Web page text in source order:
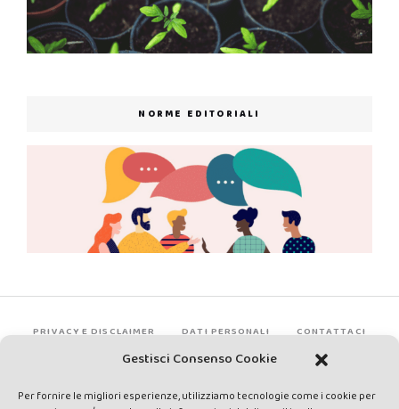
Gestisci Consenso Cookie
Per fornire le migliori esperienze, utilizziamo tecnologie come i cookie per
NORME EDITORIALI
PRIVACY E DISCLAIMER DATI PERSONALI CONTATTACI